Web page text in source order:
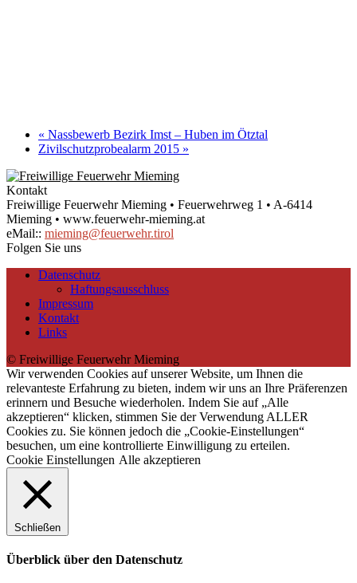
« Nassbewerb Bezirk Imst – Huben im Ötztal
Zivilschutzprobealarm 2015 »
Kontakt
Freiwillige Feuerwehr Mieming • Feuerwehrweg 1 • A-6414
Mieming • www.feuerwehr-mieming.at
eMail:: mieming@feuerwehr.tirol
Folgen Sie uns
Datenschutz
Haftungsausschluss
Impressum
Kontakt
Links
© Freiwillige Feuerwehr Mieming
Wir verwenden Cookies auf unserer Website, um Ihnen die
relevanteste Erfahrung zu bieten, indem wir uns an Ihre Präferenzen
erinnern und Besuche wiederholen. Indem Sie auf „Alle
akzeptieren“ klicken, stimmen Sie der Verwendung ALLER
Cookies zu. Sie können jedoch die „Cookie-Einstellungen“
besuchen, um eine kontrollierte Einwilligung zu erteilen.
Cookie Einstellungen Alle akzeptieren
Schließen
Überblick über den Datenschutz